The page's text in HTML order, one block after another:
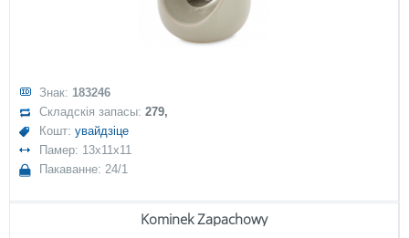
Знак: 183246
Складскія запасы:279,
Кошт:увайдзіце
Памер: 13x11x11
Пакаванне: 24/1
Kominek Zapachowy